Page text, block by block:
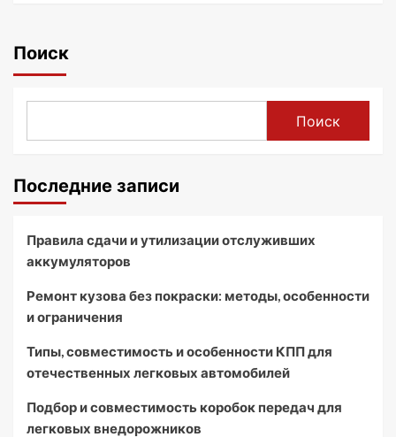
Поиск
Поиск
Последние записи
Правила сдачи и утилизации отслуживших
аккумуляторов
Ремонт кузова без покраски: методы, особенности
и ограничения
Типы, совместимость и особенности КПП для
отечественных легковых автомобилей
Подбор и совместимость коробок передач для
легковых внедорожников